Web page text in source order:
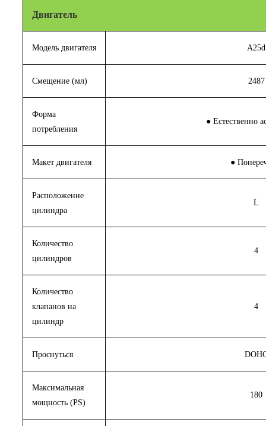
Двигатель
Модель двигателя A25d
Смещение (мл) 2487
Форма
потребления
● Естественно
Макет двигателя ●
Расположение
цилиндра
L
Количество
цилиндров
4
Количество
клапанов на
цилиндр
4
Проснуться
Максимальная
мощность (PS)
180